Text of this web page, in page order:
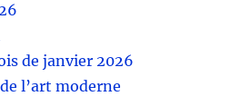
de janvier 2026
l’art moderne